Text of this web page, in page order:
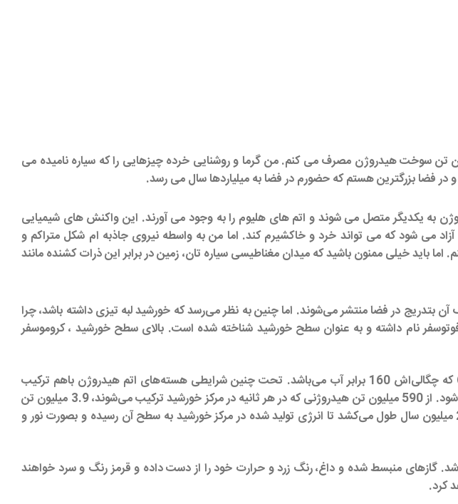
ی تمام و کمال هستم. مرکز همه چیز! یک گوی آتشین و هراسناک که در هر ثانیه 600 میلیون تن سوخت هیدروژن مصرف می کنم. من گرما و روشنایی خرده چیزهایی را که سیاره نامیده می
یکدیگر متصل می شوند و اتم های هلیوم را به وجود می آورند. این واکنش های شیمیایی
می شود که می تواند خرد و خاکشیرم کند. اما من به واسطه نیروی جاذبه ام شکل متراکم و
باید خیلی ممنون باشید که میدان مغناطیسی سیاره تان، زمین در برابر این ذرات کشنده مانند
بتدریج در فضا منتشر می‌شوند. اما چنین به نظر می‌رسد که خورشید لبه تیزی داشته باشد، چرا
نام داشته و به عنوان سطح خورشید شناخته شده است. بالای سطح خورشید ، کروموسفر
مرکز خورشید مانند کوره‌ای هسته‌ای است با دمای 15 میلیون درجه سانتیگراد (27 میلیون درجه فارنهایت) که چگالی‌اش 160 برابر آب می‌باشد. تحت چنین شرایطی هسته‌های اتم هیدروژن باهم ترکیب
شده و تبدیل به هسته‌های هلیووم می‌شوند. در این حین، 0.7 درصد جرم ترکیب شده ، تبدیل به انرژی می‌شود. از 590 میلیون تن هیدروژنی که در هر ثانیه در مرکز خورشید ترکیب می‌شوند، 3.9 میلیون تن
به انرژی تبدیل می‌شود. این سوخت هیدروژنی ، تا 5 میلیارد سال دیگر دوام خواهد داشت. مسیر نامنظم 2 میلیون سال طول می‌کشد تا انرژی تولید شده در مرکز خورشید به سطح آن رسیده و بصورت نور و
تا تبدیل به یک غول سرخ شود، قطرش حدود 150برابر بزرگتر خواهد شد. گازهای منبسط شده و داغ، رنگ زرد و حرارت خود را از دست داده و قرمز رنگ و سرد خواهند